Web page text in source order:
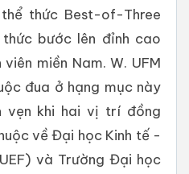
thức Best-of-Three
thức bước lên đỉnh cao
miền Nam. W. UFM
đua ở hạng mục này
vẹn khi hai vị trí đồng
về Đại học Kinh tế -
và Trường Đại học